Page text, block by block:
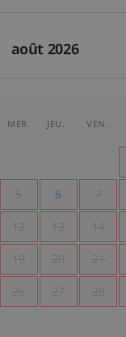
août 2026
MER. JEU. VEN.
5 6 7
12 13 14
19 20 21
26 27 28